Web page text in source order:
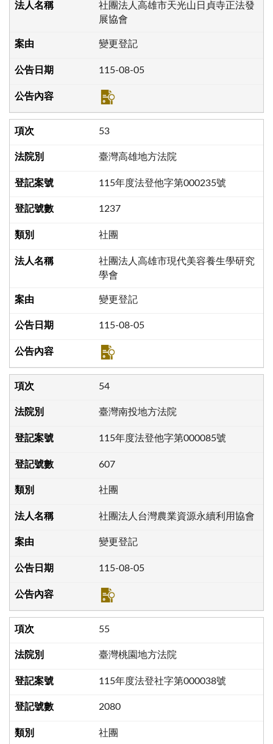
社團法人高雄市天光山日貞寺正法發
展協會
變更登記
115-08-05
53
臺灣高雄地方法院
115年度法登他字第000235號
1237
社團
社團法人高雄市現代美容養生學研究
學會
變更登記
115-08-05
54
臺灣南投地方法院
115年度法登他字第000085號
607
社團
社團法人台灣農業資源永續利用協會
變更登記
115-08-05
55
臺灣桃園地方法院
115年度法登社字第000038號
2080
社團